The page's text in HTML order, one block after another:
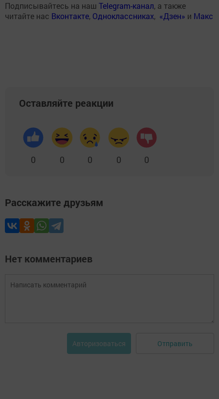
Подписывайтесь на наш Telegram-канал, а также
читайте нас Вконтакте, Одноклассниках, «Дзен» и Макс
Оставляйте реакции
0 0 0 0 0
Расскажите друзьям
Нет комментариев
Авторизоваться Отправить